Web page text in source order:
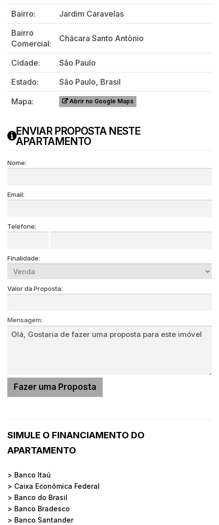
Bairro:
Jardim Caravelas
Bairro
Comercial:
Chácara Santo Antônio
Cidade:
São Paulo
Estado:
São Paulo, Brasil
Mapa:
Abrir no Google Maps
ENVIAR PROPOSTA NESTE
APARTAMENTO
Nome:
Email:
Telefone:
Finalidade:
Valor da Proposta:
Mensagem:
SIMULE O FINANCIAMENTO DO
APARTAMENTO
> Banco Itaú
> Caixa Econômica Federal
> Banco do Brasil
> Banco Bradesco
> Banco Santander